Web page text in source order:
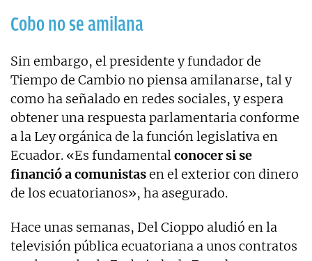
Cobo no se amilana
Sin embargo, el presidente y fundador de
Tiempo de Cambio no piensa amilanarse, tal y
como ha señalado en redes sociales, y espera
obtener una respuesta parlamentaria conforme
a la Ley orgánica de la función legislativa en
Ecuador. «Es fundamentalconocer si se
financió a comunistasen el exterior con dinero
de los ecuatorianos», ha asegurado.
Hace unas semanas, Del Cioppo aludió en la
televisión pública ecuatoriana a unos contratos